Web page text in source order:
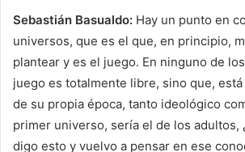
Sebastián Basualdo: Hay un punto en
universos, que es el que, en principio,
plantear y es el juego. En ninguno de
juego es totalmente libre, sino que,
de su propia época, tanto ideológico
primer universo, sería el de los adultos,
digo esto y vuelvo a pensar en ese